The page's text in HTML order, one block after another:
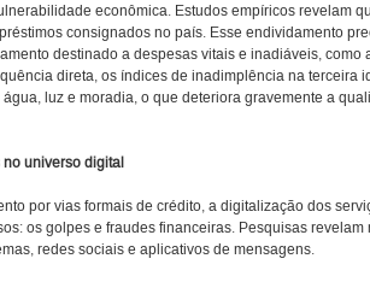
econômica. Estudos empíricos revelam
consignados no país. Esse endividamento
destinado a despesas vitais e inadiáveis, como
direta, os índices de inadimplência na terceira
luz e moradia, o que deteriora gravemente a
no universo digital
por vias formais de crédito, a digitalização dos
os golpes e fraudes financeiras. Pesquisas
redes sociais e aplicativos de mensagens.